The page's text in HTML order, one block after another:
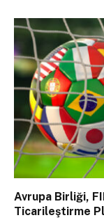
Avrupa Birliği,
Ticarileştirme